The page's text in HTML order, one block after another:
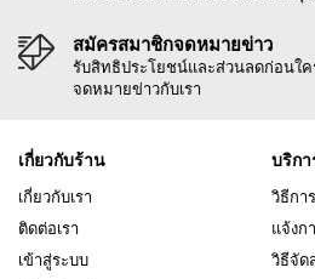
สมัครสมาชิกจดหมายข่าว
รับสิทธิประโยชน์และส่วนลดก่อนใ
จดหมายข่าวกับเรา
เกี่ยวกับร้าน
เกี่ยวกับเรา
ติดต่อเรา
เข้าสู่ระบบ
บริก
วิธีกา
แจ้งก
วิธีจัด